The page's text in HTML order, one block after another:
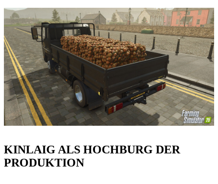
KINLAIG ALS HOCHBURG DER
PRODUKTION